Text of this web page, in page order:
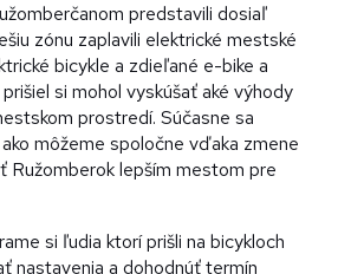
predstavili dosiaľ
zónu zaplavili elektrické mestské
bicykle a zdieľané e-bike a
si mohol vyskúšať aké výhody
prostredí. Súčasne sa
môžeme spoločne vďaka zmene
Ružomberok lepším mestom pre
si ľudia ktorí prišli na bicykloch
nastavenia a dohodnúť termín